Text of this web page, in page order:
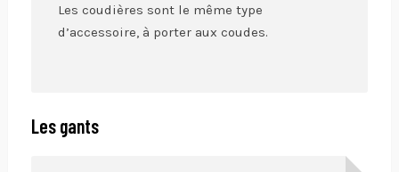
Les coudières sont le même type
d’accessoire, à porter aux coudes.
Les gants